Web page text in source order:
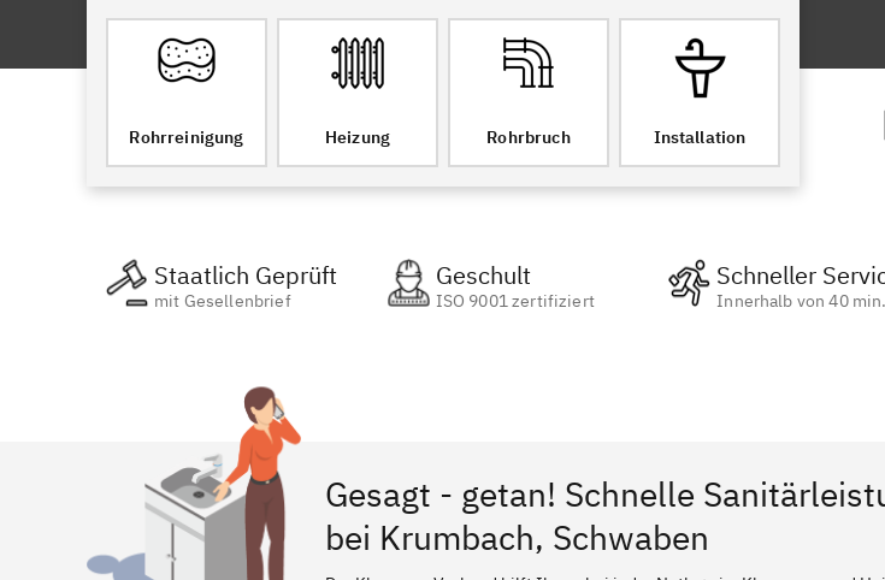
Rohrreinigung Heizung Rohrbruch Installation
Staatlich Geprüft
mit Gesellenbrief
Geschult
ISO 9001 zertifiziert
Schneller
Innerhalb von 40 min.
Gesagt - getan! Schnelle
bei Krumbach, Schwaben